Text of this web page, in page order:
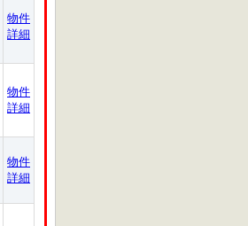
物件
詳細
物件
詳細
物件
詳細